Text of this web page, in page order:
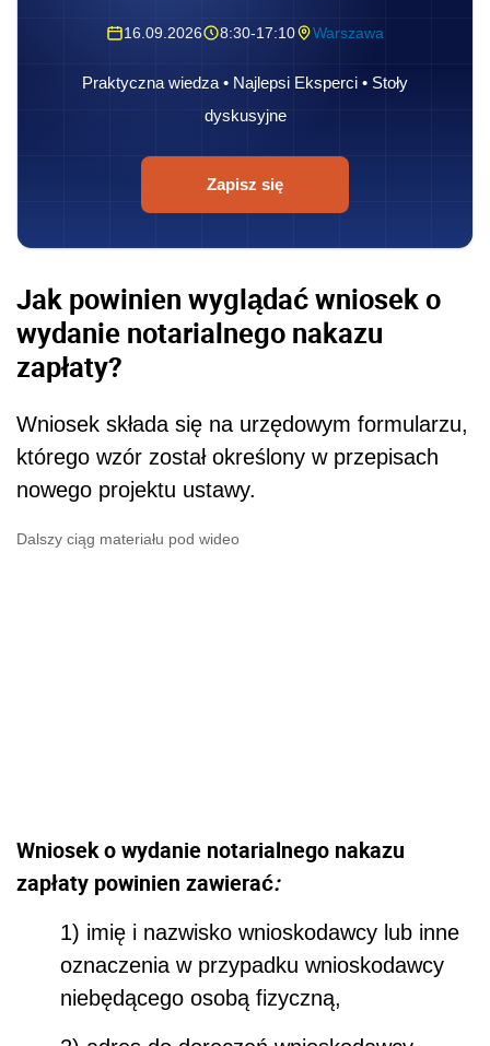
16.09.2026 8:30-17:10 Warszawa
Praktyczna wiedza • Najlepsi Eksperci • Stoły
dyskusyjne
Zapisz się
Jak powinien wyglądać wniosek o
wydanie notarialnego nakazu
zapłaty?
Wniosek składa się na urzędowym formularzu,
którego wzór został określony w przepisach
nowego projektu ustawy.
Dalszy ciąg materiału pod wideo
Wniosek o wydanie notarialnego nakazu
zapłaty powinien zawierać:
1) imię i nazwisko wnioskodawcy lub inne
oznaczenia w przypadku wnioskodawcy
niebędącego osobą fizyczną,